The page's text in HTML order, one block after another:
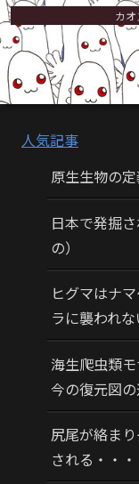
カ
人気記事
原生生物の
日本で発掘
の）
ヒグマはナ
ラに襲われ
海生爬虫類
今の復元図
尻尾が絡ま
される・・・